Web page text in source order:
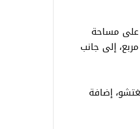
على مساحة
حديثة تبلغ مساحتها نحو 120 ألف متر مربع، إلى جانب
إضافة